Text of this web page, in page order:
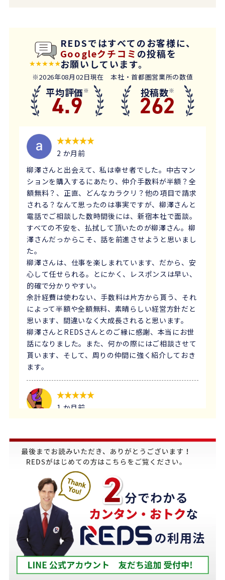
REDSではすべてのお客様に、
Googleクチコミ の投稿を
お願いしています。
※2026年08月02日現在 本社・首都圏営業所の数値
平均評価※
4.9 投稿数※
262
2 か月前
柳澤さんと出会えて、私は幸せ者でした。中古マン
ションを購入するにあたり、仲介手数料が半額？全
額無料？、正直、どんなカラクリ？他の項目で請求
される？なんて思ったのは事実ですが、柳澤さんと
電話でご相談した数時間後には、新宿本社で面談。
すべての不安を、払拭して頂いたのが柳澤さん。柳
澤さんだっからこそ、話を前進させようと思いまし
た。
柳澤さんは、仕事を楽しまれています、だから、安
心して任せられる。とにかく、レスポンスは早い、
的確で分かりやすい。
余計経費は使わない、手数料は片方から貰う、それ
によって半額や全額無料、素晴らしい経営方針だと
思います、間違いなく大成長されると思います。
柳澤さんとREDSさんとのご縁に感謝、本当にお世
話になりました。また、何かの際にはご相談させて
貰います、そして、周りの仲間に強く紹介しておき
ます。
1 か月前
他の不動産会社と違って、売り込みが全くなく自分
のペースで進めることが出来るのが非常に大きかっ
担当の下山さんには大変お世話になりました。
築年数が厳しい条件の中、数々の条件を伝えたとこ
ろ、適切かつ具体的に提案していただきました。
下山さんの人柄も安心でき、打ち合わせの時に、冗
談や笑い話が多く、不動産売却のことを忘れてしま
うほどでした。
また色々な相談もすぐ迅速に対応していただ感謝し